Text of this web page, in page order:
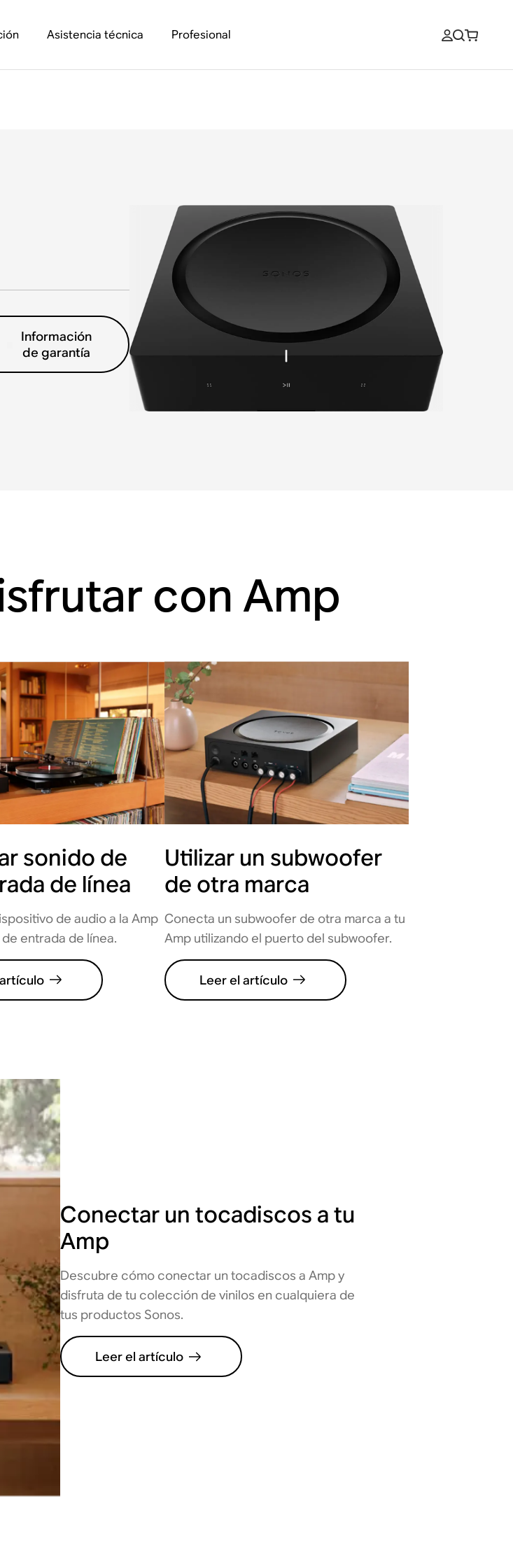
Asistencia técnica Profesional
Información
de garantía
con Amp
sonido de
de línea
de audio a la Amp
entrada de línea.
Utilizar un subwoofer
de otra marca
Conecta un subwoofer de otra marca a tu
Amp utilizando el puerto del subwoofer.
Leer el artículo
Conectar un tocadiscos a tu
Amp
Descubre cómo conectar un tocadiscos a Amp y
disfruta de tu colección de vinilos en cualquiera de
tus productos Sonos.
Leer el artículo